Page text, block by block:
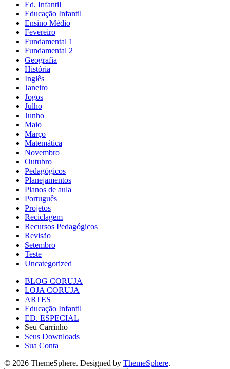
Ed. Infantil
Educação Infantil
Ensino Médio
Fevereiro
Fundamental 1
Fundamental 2
Geografia
História
Inglês
Janeiro
Jogos
Julho
Junho
Maio
Março
Matemática
Novembro
Outubro
Pedagógicos
Planejamentos
Planos de aula
Português
Projetos
Reciclagem
Recursos Pedagógicos
Revisão
Setembro
Teste
Uncategorized
BLOG CORUJA
LOJA CORUJA
ARTES
Educação Infantil
ED. ESPECIAL
Seu Carrinho
Seus Downloads
Sua Conta
© 2026 ThemeSphere. Designed by ThemeSphere.